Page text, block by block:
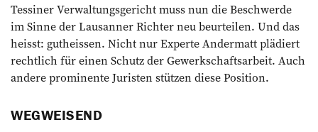
Tessiner Verwaltungsgericht muss nun die Beschwerde
im Sinne der Lausanner Richter neu beurteilen. Und das
heisst: gutheissen. Nicht nur Experte Andermatt plädiert
rechtlich für einen Schutz der Gewerkschaftsarbeit. Auch
andere prominente Juristen stützen diese Position.
WEGWEISEND